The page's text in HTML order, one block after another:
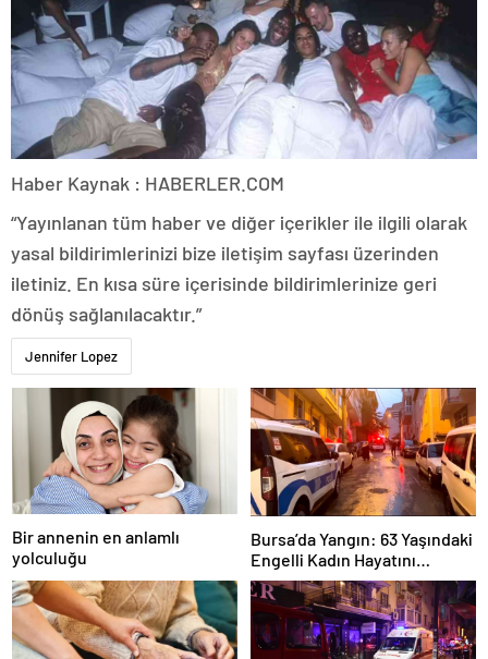
Haber Kaynak : HABERLER.COM
“Yayınlanan tüm haber ve diğer içerikler ile ilgili olarak
yasal bildirimlerinizi bize iletişim sayfası üzerinden
iletiniz. En kısa süre içerisinde bildirimlerinize geri
dönüş sağlanılacaktır.”
Jennifer Lopez
Bir annenin en anlamlı
yolculuğu
Bursa’da Yangın: 63 Yaşındaki
Engelli Kadın Hayatını
Kaybetti